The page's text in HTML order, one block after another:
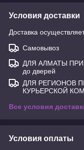
Условия доставки
Доставка
Самовывоз
ДЛЯ АЛМАТЫ
до дверей
ДЛЯ РЕГИОНОВ
КУРЬЕРСКОЙ
Все условия
Условия оплаты